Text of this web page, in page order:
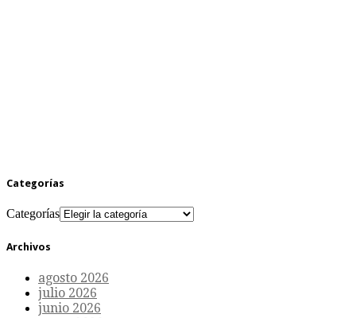
Categorías
Categorías
Archivos
agosto 2026
julio 2026
junio 2026